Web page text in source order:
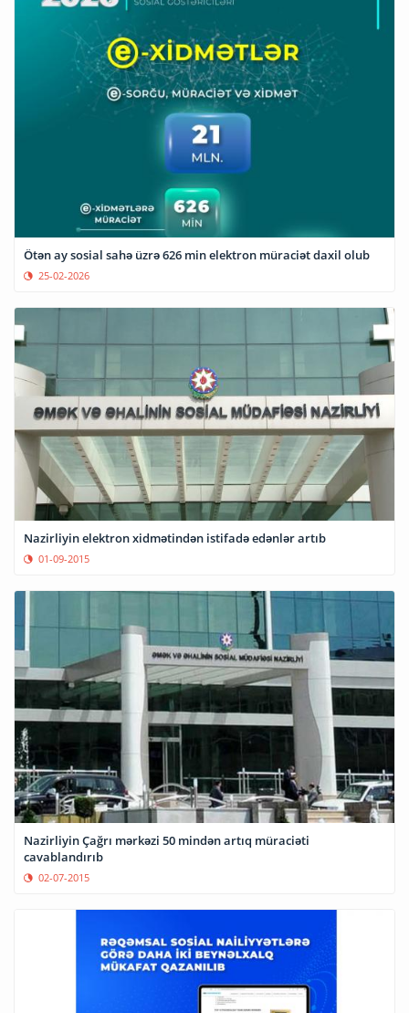
Ötən ay sosial sahə üzrə 626 min elektron müraciət daxil olub
25-02-2026
Nazirliyin elektron xidmətindən istifadə edənlər artıb
01-09-2015
Nazirliyin Çağrı mərkəzi 50 mindən artıq müraciəti
cavablandırıb
02-07-2015